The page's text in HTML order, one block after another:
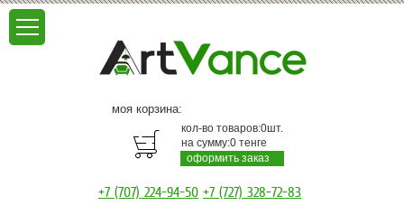
моя корзина:
кол-во товаров:0шт.
на сумму:0 тенге
оформить заказ
+7 (707) 224-94-50 +7 (727) 328-72-83